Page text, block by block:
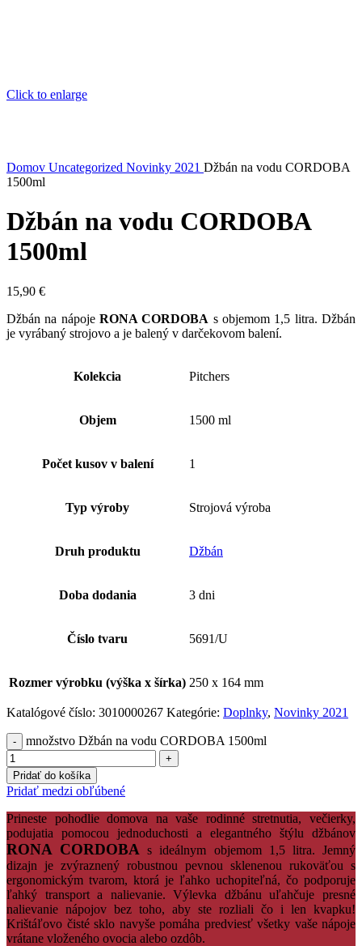
Click to enlarge
Domov Uncategorized Novinky 2021 Džbán na vodu CORDOBA
1500ml
Džbán na vodu CORDOBA
1500ml
15,90 €
Džbán na nápoje RONA CORDOBA s objemom 1,5 litra. Džbán
je vyrábaný strojovo a je balený v darčekovom balení.
Kolekcia Pitchers
Objem 1500 ml
Počet kusov v balení 1
Typ výroby Strojová výroba
Druh produktu Džbán
Doba dodania 3 dni
Číslo tvaru 5691/U
Rozmer výrobku (výška x šírka) 250 x 164 mm
Katalógové číslo: 3010000267 Kategórie: Doplnky, Novinky 2021
množstvo Džbán na vodu CORDOBA 1500ml
Pridať do košíka
Pridať medzi obľúbené
Prineste pohodlie domova na vaše rodinné stretnutia, večierky,
podujatia pomocou jednoduchosti a elegantného štýlu džbánov
RONA CORDOBA s ideálnym objemom 1,5 litra. Jemný
dizajn je zvýraznený robustnou pevnou sklenenou rukoväťou s
ergonomickým tvarom, ktorá je ľahko uchopiteľná, čo podporuje
ľahký transport a nalievanie. Výlevka džbánu uľahčuje presné
nalievanie nápojov bez toho, aby ste rozliali čo i len kvapku!
Krištáľovo čisté sklo navyše pomáha predviesť všetky vaše nápoje
vrátane vloženého ovocia alebo ozdôb.